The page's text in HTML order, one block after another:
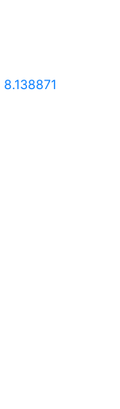
8.138871